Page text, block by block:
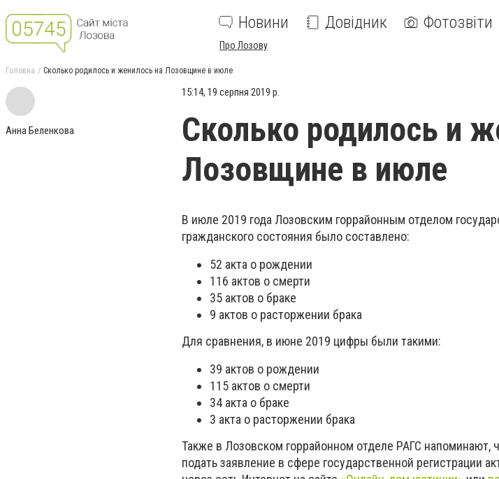
Новини Довідник Фотозвіти
Про Лозову
Головна Сколько родилось и женилось на Лозовщине в июле
Анна Беленкова
15:14, 19 серпня 2019 р.
Сколько родилось и
Лозовщине в июле
В июле 2019 года Лозовским горрайонным отделом
гражданского состояния было составлено:
52 акта о рождении
116 актов о смерти
35 актов о браке
9 актов о расторжении брака
Для сравнения, в июне 2019 цифры были такими:
39 актов о рождении
115 актов о смерти
34 акта о браке
3 акта о расторжении брака
Также в Лозовском горрайонном отделе РАГС напоминают,
подать заявление в сфере государственной регистрации